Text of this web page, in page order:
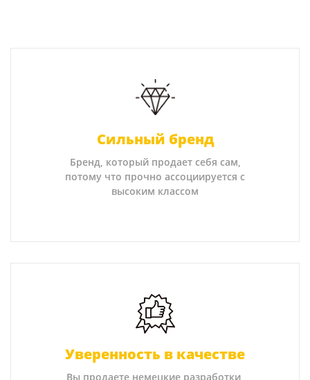
Сильный бренд
Бренд, который продает себя сам,
потому что прочно ассоциируется с
высоким классом
Уверенность в качестве
Вы продаете немецкие разработки,